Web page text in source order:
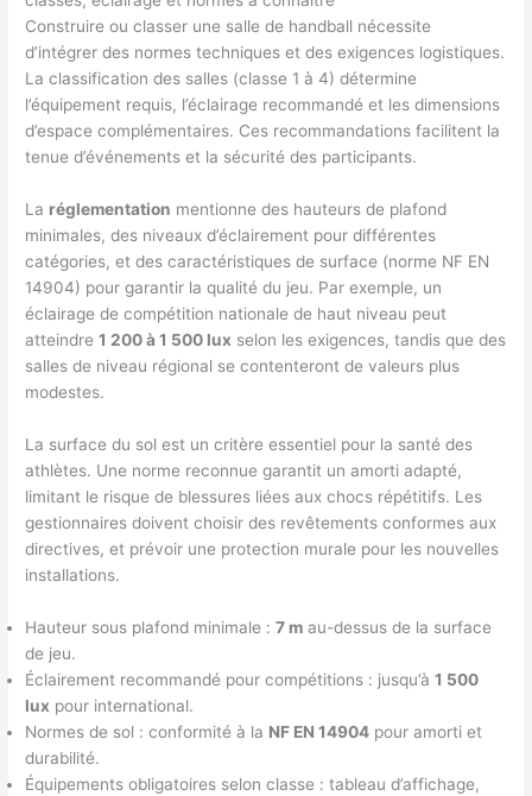
Construire ou classer une salle de handball nécessite
d’intégrer des normes techniques et des exigences logistiques.
La classification des salles (classe 1 à 4) détermine
l’équipement requis, l’éclairage recommandé et les dimensions
d’espace complémentaires. Ces recommandations facilitent la
tenue d’événements et la sécurité des participants.
La réglementation mentionne des hauteurs de plafond
minimales, des niveaux d’éclairement pour différentes
catégories, et des caractéristiques de surface (norme NF EN
14904) pour garantir la qualité du jeu. Par exemple, un
éclairage de compétition nationale de haut niveau peut
atteindre1 200 à 1 500 lux selon les exigences, tandis que des
salles de niveau régional se contenteront de valeurs plus
modestes.
La surface du sol est un critère essentiel pour la santé des
athlètes. Une norme reconnue garantit un amorti adapté,
limitant le risque de blessures liées aux chocs répétitifs. Les
gestionnaires doivent choisir des revêtements conformes aux
directives, et prévoir une protection murale pour les nouvelles
installations.
Hauteur sous plafond minimale :7 m au-dessus de la surface
de jeu.
Éclairement recommandé pour compétitions : jusqu’à1 500
lux pour international.
Normes de sol : conformité à la NF EN 14904 pour amorti et
durabilité.
Équipements obligatoires selon classe : tableau d’affichage,